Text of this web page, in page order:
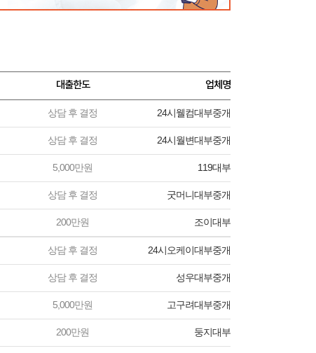
대출한도 업체명
상담 후 결정 24시웰컴대부중개
상담 후 결정 24시월변대부중개
5,000만원 119대부
상담 후 결정 굿머니대부중개
200만원 조이대부
상담 후 결정 24시오케이대부중개
상담 후 결정 성우대부중개
5,000만원 고구려대부중개
200만원 둥지대부